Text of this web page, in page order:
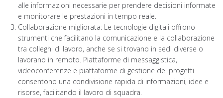
alle informazioni necessarie per prendere decisioni informate
e monitorare le prestazioni in tempo reale.
Collaborazione migliorata: Le tecnologie digitali offrono
strumenti che facilitano la comunicazione e la collaborazione
tra colleghi di lavoro, anche se si trovano in sedi diverse o
lavorano in remoto. Piattaforme di messaggistica,
videoconferenze e piattaforme di gestione dei progetti
consentono una condivisione rapida di informazioni, idee e
risorse, facilitando il lavoro di squadra.